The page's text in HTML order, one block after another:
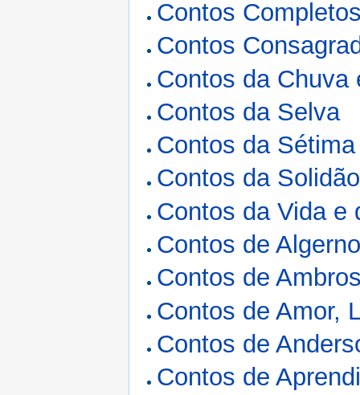
Contos
Contos
Contos da Chuva
Contos da Selva
Contos da
Contos da Solidão
Contos da Vida e
Contos de
Contos de
Contos de Amor,
Contos de
Contos de